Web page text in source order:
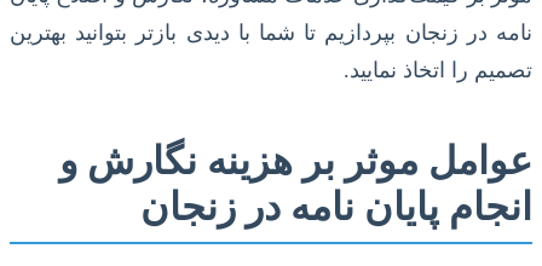
نامه در زنجان بپردازیم تا شما با دیدی بازتر بتوانید بهترین
تصمیم را اتخاذ نمایید.
عوامل موثر بر هزینه نگارش و
انجام پایان نامه در زنجان